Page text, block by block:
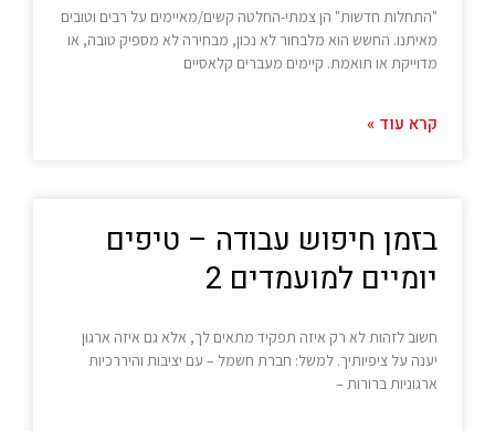
"התחלות חדשות" הן צמתי-החלטה קשים/מאיימים על רבים וטובים
מאיתנו. החשש הוא מלבחור לא נכון, מבחירה לא מספיק טובה, או
מדוייקת או תואמת. קיימים מעברים קלאסיים
קרא עוד »
בזמן חיפוש עבודה – טיפים
יומיים למועמדים 2
חשוב לזהות לא רק איזה תפקיד מתאים לך, אלא גם איזה ארגון
יענה על ציפיותיך. למשל: חברת חשמל – עם יציבות והיררכיות
ארגוניות ברורות –